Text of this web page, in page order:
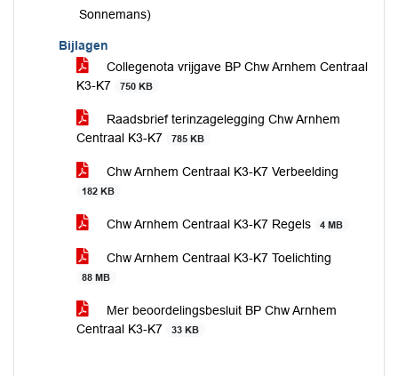
Sonnemans)
Bijlagen
Collegenota vrijgave BP Chw Arnhem Centraal
K3-K7
750 KB
Raadsbrief terinzagelegging Chw Arnhem
Centraal K3-K7
785 KB
Chw Arnhem Centraal K3-K7 Verbeelding
182 KB
Chw Arnhem Centraal K3-K7 Regels 4 MB
Chw Arnhem Centraal K3-K7 Toelichting
88 MB
Mer beoordelingsbesluit BP Chw Arnhem
Centraal K3-K7
33 KB